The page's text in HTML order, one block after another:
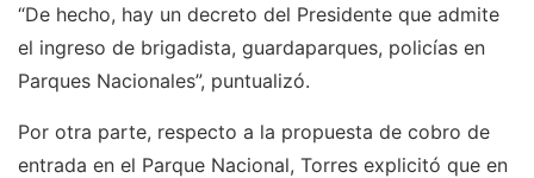
“De hecho, hay un decreto del Presidente que admite
el ingreso de brigadista, guardaparques, policías en
Parques Nacionales”, puntualizó.
Por otra parte, respecto a la propuesta de cobro de
entrada en el Parque Nacional, Torres explicitó que en